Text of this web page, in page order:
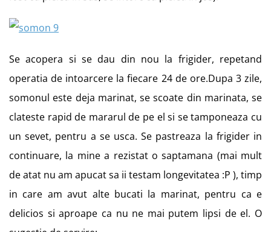
Se acopera si se dau din nou la frigider, repetand
operatia de intoarcere la fiecare 24 de ore.Dupa 3 zile,
somonul este deja marinat, se scoate din marinata, se
clateste rapid de mararul de pe el si se tamponeaza cu
un sevet, pentru a se usca. Se pastreaza la frigider in
continuare, la mine a rezistat o saptamana (mai mult
de atat nu am apucat sa ii testam longevitatea :P ), timp
in care am avut alte bucati la marinat, pentru ca e
delicios si aproape ca nu ne mai putem lipsi de el. O